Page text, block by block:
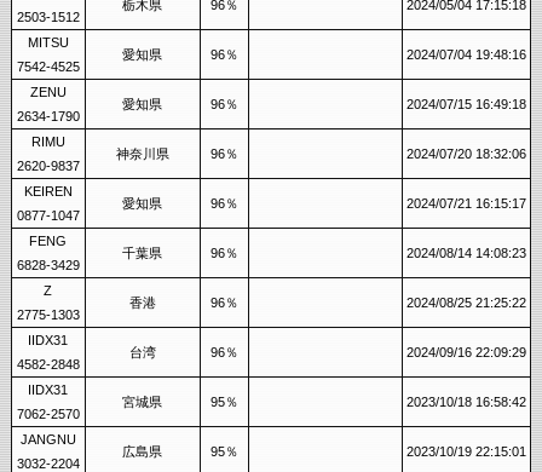
2503-1512
栃木県 96％ 2024/05/04 17:15:18
MITSU
7542-4525
愛知県 96％ 2024/07/04 19:48:16
ZENU
2634-1790
愛知県 96％ 2024/07/15 16:49:18
RIMU
2620-9837
神奈川県 96％ 2024/07/20 18:32:06
KEIREN
0877-1047
愛知県 96％ 2024/07/21 16:15:17
FENG
6828-3429
千葉県 96％ 2024/08/14 14:08:23
Z
2775-1303
香港 96％ 2024/08/25 21:25:22
IIDX31
4582-2848
台湾 96％ 2024/09/16 22:09:29
IIDX31
7062-2570
宮城県 95％ 2023/10/18 16:58:42
JANGNU
3032-2204
広島県 95％ 2023/10/19 22:15:01